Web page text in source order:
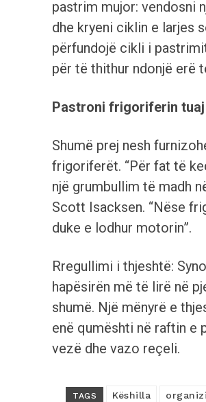
pastrim mujor: vendosni
dhe kryeni ciklin e larjes
përfundojë cikli i
për të thithur ndonjë erë
Pastroni frigoriferin tuaj
Shumë prej nesh
frigoriferët. “Për fat të
një grumbullim të madh
Scott Isacksen. “Nëse
duke e lodhur motorin”.
Rregullimi i thjeshtë:
hapësirën më të lirë në
shumë. Një mënyrë e
enë qumështi në raftin e
vezë dhe vazo reçeli.
TAGS Këshilla